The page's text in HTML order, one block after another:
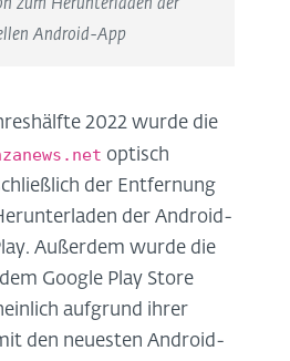
zum Herunterladen der
Android-App
2022 wurde die
optisch
der Entfernung
der Android-
Außerdem wurde die
Google Play Store
aufgrund ihrer
den neuesten Android-